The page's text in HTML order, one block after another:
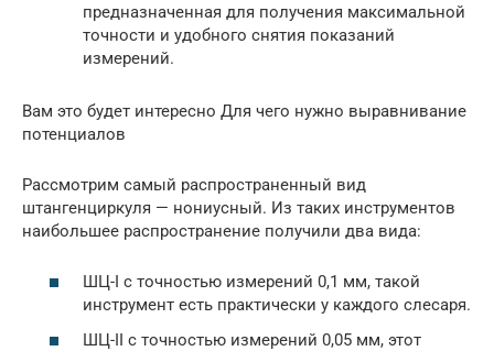
предназначенная для получения максимальной
точности и удобного снятия показаний
измерений.
Вам это будет интересно Для чего нужно выравнивание
потенциалов
Рассмотрим самый распространенный вид
штангенциркуля — нониусный. Из таких инструментов
наибольшее распространение получили два вида:
ШЦ-I с точностью измерений 0,1 мм, такой
инструмент есть практически у каждого слесаря.
ШЦ-II с точностью измерений 0,05 мм, этот